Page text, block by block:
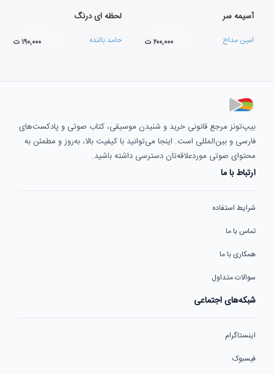
آسیمه سر
امین مداح ۲۰۰,۰۰۰ ت
لحظه ای درنگ
حامد بالنده ۱۹۰,۰۰۰ ت
بیپ‌تونز مرجع قانونی خرید و شنیدن موسیقی، کتاب صوتی و پادکست‌های
فارسی و بین‌المللی است. اینجا می‌توانید با کیفیت بالا، به‌روز و مطمئن به
محتوای صوتی موردعلاقه‌تان دسترسی داشته باشید.
ارتباط با ما
شرایط استفاده
تماس با ما
همکاری با ما
سوالات متداول
شبکه‌های اجتماعی
اینستاگرام
فیسبوک